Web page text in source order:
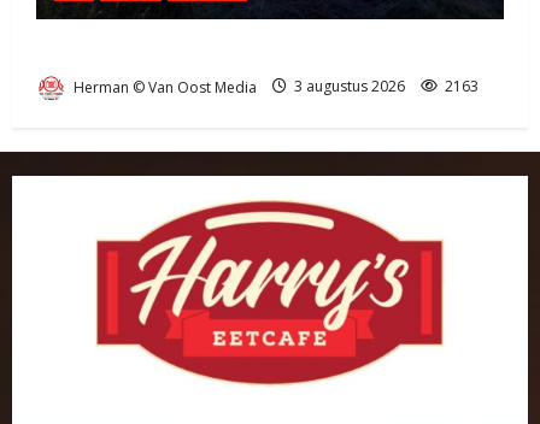
Herman © Van Oost Media 3 augustus 2026 2163